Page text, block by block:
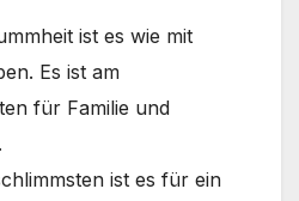
ist es wie mit
Es ist am
für Familie und
ist es für ein